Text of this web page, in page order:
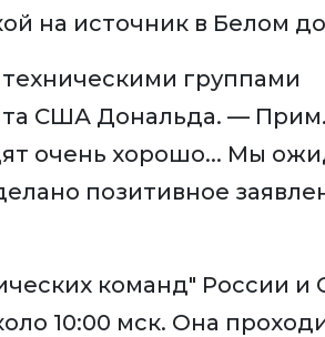
на источник в Белом
группами
США Дональда. —
очень хорошо... Мы
позитивное
команд" России
10:00 мск. Она